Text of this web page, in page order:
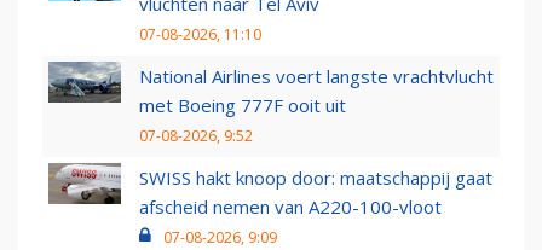
07-08-2026, 11:10
National Airlines voert langste vrachtvlucht
met Boeing 777F ooit uit
07-08-2026, 9:52
SWISS hakt knoop door: maatschappij gaat
afscheid nemen van A220-100-vloot
07-08-2026, 9:09